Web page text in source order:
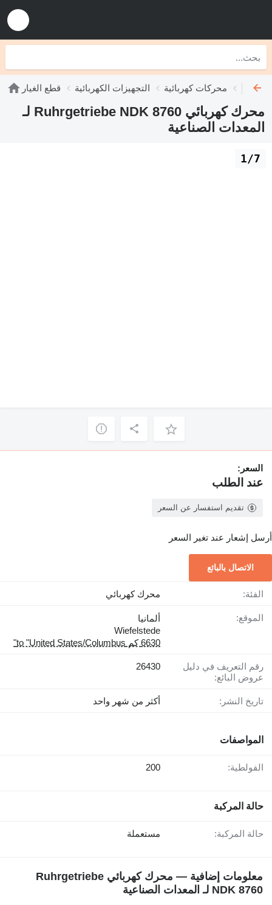
قطع الغيار التجهيزات الكهربائية محركات كهربائية
محرك كهربائي Ruhrgetriebe NDK 8760 لـ
المعدات الصناعية
1/7
السعر:
عند الطلب
تقديم استفسار عن السعر
أرسل إشعار عند تغير السعر
الاتصال بالبائع
الفئة: محرك كهربائي
الموقع:
ألمانيا
Wiefelstede
6630 كم to "United States/Columbus"
رقم التعريف في دليل
عروض البائع:
26430
تاريخ النشر: أكثر من شهر واحد
المواصفات
الفولطية: 200
حالة المركبة
حالة المركبة: مستعملة
معلومات إضافية — محرك كهربائي Ruhrgetriebe
NDK 8760 لـ المعدات الصناعية